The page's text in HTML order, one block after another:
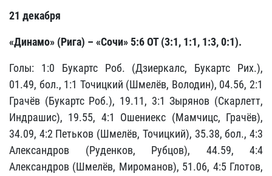
21 декабря
«Динамо» (Рига) – «Сочи» 5:6 ОТ (3:1, 1:1, 1:3, 0:1).
Голы: 1:0 Букартс Роб. (Дзиеркалс, Букартс Рих.),
01.49, бол., 1:1 Точицкий (Шмелёв, Володин), 04.56, 2:1
Грачёв (Букартс Роб.), 19.11, 3:1 Зырянов (Скарлетт,
Индрашис), 19.55, 4:1 Ошениекс (Мамчицс, Грачёв),
34.09, 4:2 Петьков (Шмелёв, Точицкий), 35.38, бол., 4:3
Александров (Руденков, Рубцов), 44.59, 4:4
Александров (Шмелёв, Мироманов), 51.06, 4:5 Глотов,